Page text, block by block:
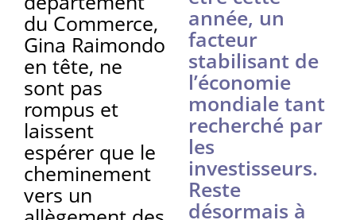
du Commerce,
Gina Raimondo
en tête, ne
sont pas
rompus et
laissent
espérer que le
cheminement
vers un
année, un
facteur
stabilisant de
l’économie
mondiale tant
recherché par
les
investisseurs.
Reste
désormais à